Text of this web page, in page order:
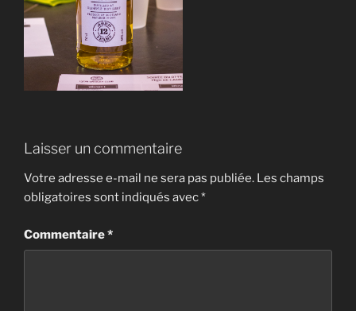
Laisser un commentaire
Votre adresse e-mail ne sera pas publiée. Les champs
obligatoires sont indiqués avec*
Commentaire*